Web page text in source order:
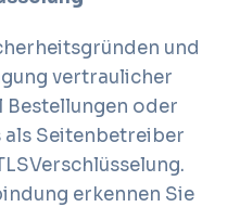
und
vertraulicher
Bestellungen oder
als Seitenbetreiber
erkennen Sie